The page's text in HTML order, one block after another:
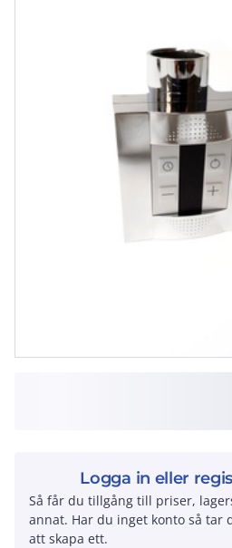
Logga in eller
Så får du tillgång till priser,
annat. Har du inget konto så tar
att skapa ett.